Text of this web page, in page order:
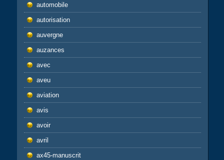
automobile
autorisation
auvergne
auzances
avec
aveu
aviation
avis
avoir
avril
ax45-manuscrit